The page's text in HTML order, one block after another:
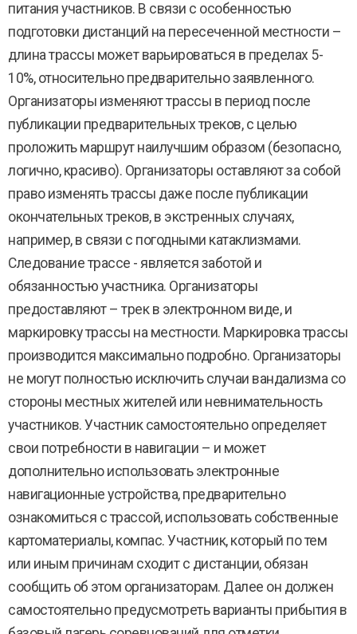
питания участников. В связи с особенностью
подготовки дистанций на пересеченной местности –
длина трассы может варьироваться в пределах 5-
10%, относительно предварительно заявленного.
Организаторы изменяют трассы в период после
публикации предварительных треков, с целью
проложить маршрут наилучшим образом (безопасно,
логично, красиво). Организаторы оставляют за собой
право изменять трассы даже после публикации
окончательных треков, в экстренных случаях,
например, в связи с погодными катаклизмами.
Следование трассе - является заботой и
обязанностью участника. Организаторы
предоставляют – трек в электронном виде, и
маркировку трассы на местности. Маркировка трассы
производится максимально подробно. Организаторы
не могут полностью исключить случаи вандализма со
стороны местных жителей или невнимательность
участников. Участник самостоятельно определяет
свои потребности в навигации – и может
дополнительно использовать электронные
навигационные устройства, предварительно
ознакомиться с трассой, использовать собственные
картоматериалы, компас. Участник, который по тем
или иным причинам сходит с дистанции, обязан
сообщить об этом организаторам. Далее он должен
самостоятельно предусмотреть варианты прибытия в